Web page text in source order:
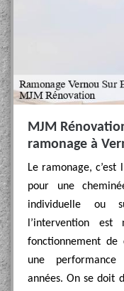
MJM
ramonage à
Le ramonage,
pour une
individuelle ou
l’intervention
fonctionnement
une performance
années. On se doit